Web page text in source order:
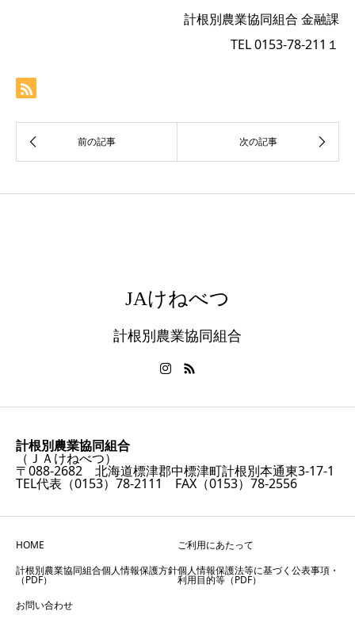
計根別農業協同組合 金融課
TEL 0153-78-211１
JAけねべつ
計根別農業協同組合
計根別農業協同組合
（ＪＡけねべつ）
〒088-2682 北海道標津郡中標津町計根別本通東3-17-1
TEL代表（0153）78-2111 FAX（0153）78-2556
HOME
ご利用にあたって
計根別農業協同組合個人情報保護方針
（PDF）
個人情報保護法等に基づく公表事項・
利用目的等（PDF）
お問い合わせ